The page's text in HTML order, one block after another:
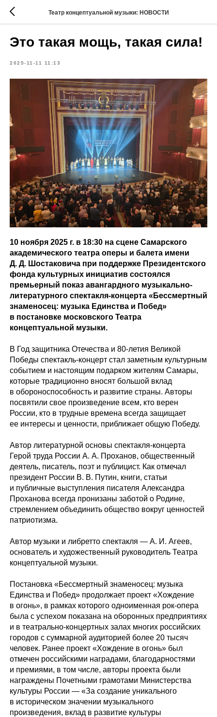
Театр концептуальной музыки: НОВОСТИ
Это такая мощь, такая сила!
2025-11-11 11:13
10 ноября 2025 г. в 18:30 на сцене Самарского
академического театра оперы и балета имени
Д. Д. Шостаковича при поддержке Президентского
фонда культурных инициатив состоялся
премьерный показ авангардного музыкально-
литературного спектакля-концерта «Бессмертный
знаменосец: музыка Единства и Побед»
в постановке московского Театра
концептуальной музыки.
В Год защитника Отечества и 80-летия Великой
Победы спектакль-концерт стал заметным культурным
событием и настоящим подарком жителям Самары,
которые традиционно вносят большой вклад
в обороноспособность и развитие страны. Авторы
посвятили свое произведение всем, кто верен
России, кто в трудные времена всегда защищает
ее интересы и ценности, приближает общую Победу.
Автор литературной основы спектакля-концерта
Герой труда России А. А. Проханов, общественный
деятель, писатель, поэт и публицист. Как отмечал
президент России В. В. Путин, книги, статьи
и публичные выступления писателя Александра
Проханова всегда пронизаны заботой о Родине,
стремлением объединить общество вокруг ценностей
патриотизма.
Автор музыки и либретто спектакля — А. И. Агеев,
основатель и художественный руководитель Театра
концептуальной музыки.
Постановка «Бессмертный знаменосец: музыка
Единства и Побед» продолжает проект «Хождение
в огонь», в рамках которого одноименная рок-опера
была с успехом показана на оборонных предприятиях
и в театрально-концертных залах многих российских
городов с суммарной аудиторией более 20 тысяч
человек. Ранее проект «Хождение в огонь» был
отмечен российскими наградами, благодарностями
и премиями, в том числе, авторы проекта были
награждены Почетными грамотами Министерства
культуры России — «За создание уникального
в историческом значении музыкального
произведения, вклад в развитие культуры